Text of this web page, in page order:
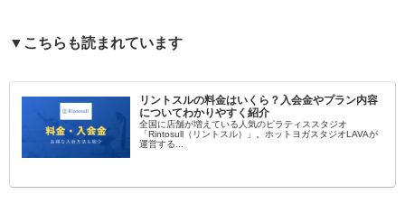
▼こちらも読まれています
リントスルの料金はいくら？入会金やプラン内容
についてわかりやすく紹介
全国に店舗が増えている人気のピラティススタジオ
「Rintosull（リントスル）」。ホットヨガスタジオLAVAが
運営する...